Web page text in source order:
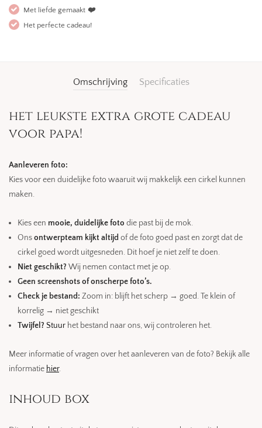
Met liefde gemaakt ❤️
Het perfecte cadeau!
Omschrijving Specificaties
het leukste extra grote cadeau
voor papa!
Aanleveren foto:
Kies voor een duidelijke foto waaruit wij makkelijk een cirkel kunnen
maken.
Kies een mooie, duidelijke foto die past bij de mok.
Onsontwerpteam kijkt altijd of de foto goed past en zorgt dat de
cirkel goed wordt uitgesneden. Dit hoef je niet zelf te doen.
Niet geschikt? Wij nemen contact met je op.
Geen screenshots of onscherpe foto’s.
Check je bestand: Zoom in: blijft het scherp → goed. Te klein of
korrelig → niet geschikt
Twijfel? Stuur het bestand naar ons, wij controleren het.
Meer informatie of vragen over het aanleveren van de foto? Bekijk alle
informatie hier.
inhoud box